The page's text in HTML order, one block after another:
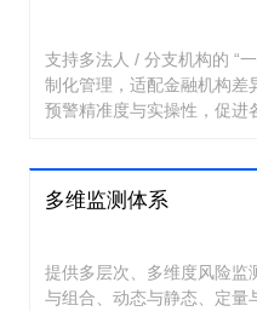
支持多法人 / 分支机构的 “
制化管理，适配金融机构差
预警精准度与实操性，促进
多维监测体系
提供多层次、多维度风险监
与组合、动态与静态、定量